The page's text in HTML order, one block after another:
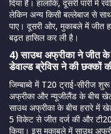
दिया है। हालांकि, दूसरी पारी में
लेकिन अन्य किसी बल्लेबाज से
पाए। दूसरी ओर, मुकाबले में जीत
बढ़त हासिल कर ली है।
4) साउथ अफ्रीका ने जीत के
डेवाल्ड ब्रेविस ने की छक्कों
जिम्बाब्वे में T20 ट्राई-सीरीज
अफ्रीका और न्यूजीलैंड के बीच
साउथ अफ्रीका के बीच हरारे में
5 विकेट से जीत दर्ज की और
किया। इस मुकाबले में साउथ